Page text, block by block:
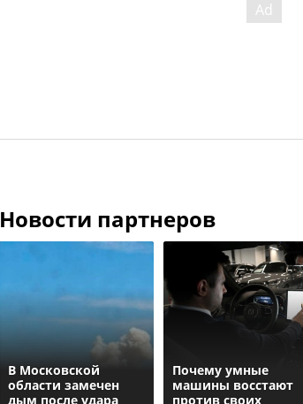
Новости партнеров
В Московской
области замечен
дым после удара
Почему умные
машины восстают
против своих